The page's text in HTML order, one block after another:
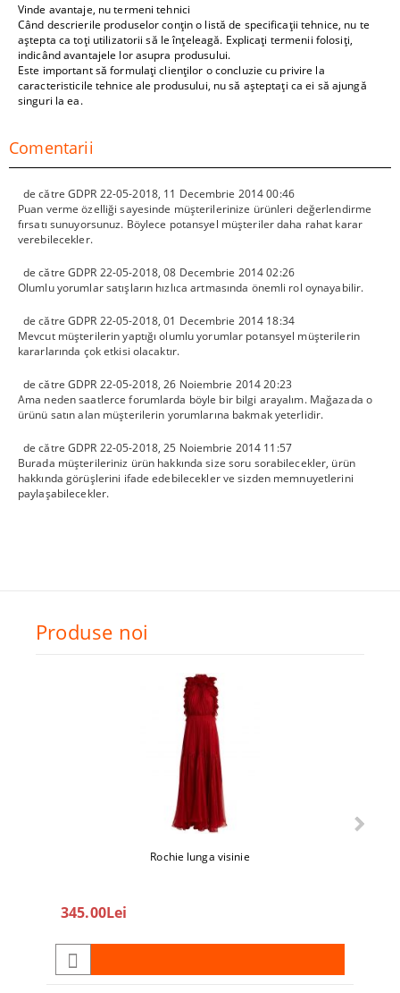
Vinde avantaje, nu termeni tehnici
Când descrierile produselor conțin o listă de specificații tehnice, nu te
aștepta ca toți utilizatorii să le înțeleagă. Explicați termenii folosiți,
indicând avantajele lor asupra produsului.
Este important să formulați clienților o concluzie cu privire la
caracteristicile tehnice ale produsului, nu să așteptați ca ei să ajungă
singuri la ea.
Comentarii
de cătreGDPR 22-05-2018, 11 Decembrie 2014 00:46
Puan verme özelliği sayesinde müşterilerinize ürünleri değerlendirme
fırsatı sunuyorsunuz. Böylece potansyel müşteriler daha rahat karar
verebilecekler.
de cătreGDPR 22-05-2018,08 Decembrie 2014 02:26
Olumlu yorumlar satışların hızlıca artmasında önemli rol oynayabilir.
de cătreGDPR 22-05-2018,01 Decembrie 2014 18:34
Mevcut müşterilerin yaptığı olumlu yorumlar potansyel müşterilerin
kararlarında çok etkisi olacaktır.
de cătreGDPR 22-05-2018,26 Noiembrie 2014 20:23
Ama neden saatlerce forumlarda böyle bir bilgi arayalım. Mağazada o
ürünü satın alan müşterilerin yorumlarına bakmak yeterlidir.
de cătreGDPR 22-05-2018,25 Noiembrie 2014 11:57
Burada müşterileriniz ürün hakkında size soru sorabilecekler, ürün
hakkında görüşlerini ifade edebilecekler ve sizden memnuyetlerini
paylaşabilecekler.
Produse noi
Rochie lunga visinie
345.00Lei